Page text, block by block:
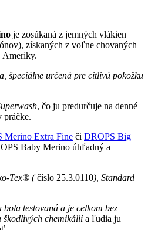
je zosúkaná z jemných vlákien
získaných z voľne chovaných
Ameriky.
špeciálne určená pre citlivú pokožku
, čo ju predurčuje na denné
práčke.
Merino Extra Fine či DROPS Big
Baby Merino úhľadný a
Tex® (číslo 25.3.0110), Standard
bola testovaná a je celkom bez
škodlivých chemikáliía ľudia ju